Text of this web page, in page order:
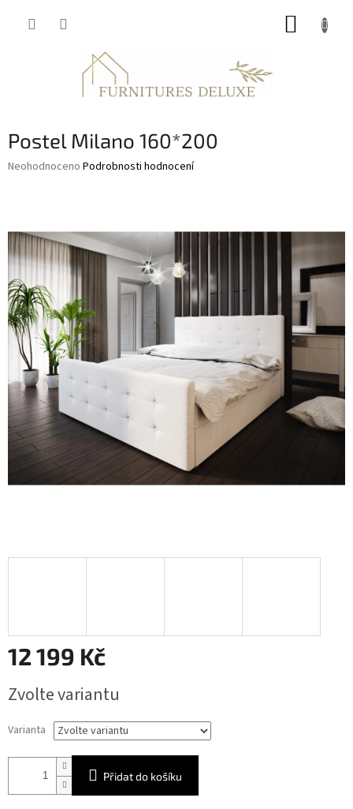
Postel Milano 160*200
Průměrné
z
5
hvězdiček.
Neohodnoceno Podrobnosti hodnocení
12 199 Kč
cena:
Zvolte variantu
Varianta
Přidat do košíku